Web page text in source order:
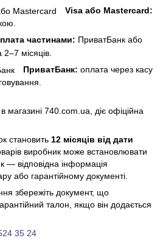
Visa або Mastercard:
частинами: ПриватБанк або
місяців.
ПриватБанк: оплата через касу
магазині 740.com.ua, діє офіційна
становить 12 місяців від дати
виробник може встановлювати
— відповідна інформація
або гарантійному документі.
збережіть документ, що
талон, якщо він додається
35 24